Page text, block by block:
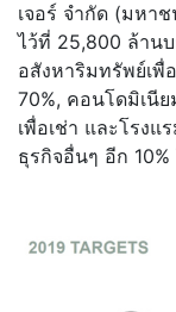
เจอร์ จำกัด (มหา
ไว้ที่ 25,800 ล้าน
อสังหาริมทรัพย์เพื่
70%, คอนโดมิเนี
เพื่อเช่า และโรง
ธุรกิจอื่นๆ อีก